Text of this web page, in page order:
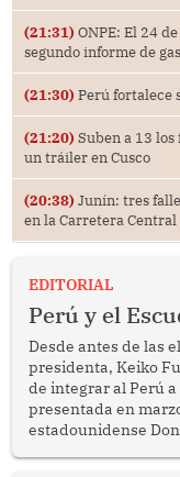
(21:31) ONPE: El 24
segundo informe de
(21:30) Perú fortalece
(21:20) Suben a 13
un tráiler en Cusco
(20:38) Junín: tres
en la Carretera Central
EDITORIAL
Perú y el
Desde antes de las
presidenta, Keiko
de integrar al Perú
presentada en
estadounidense